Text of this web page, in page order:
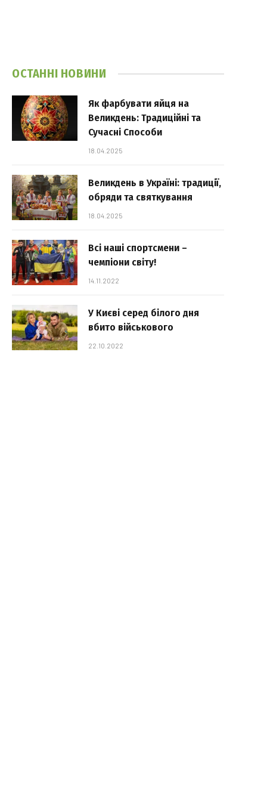
ОСТАННІ НОВИНИ
Як фарбувати яйця на
Великдень: Традиційні та
Сучасні Способи
18.04.2025
Великдень в Україні: традиції,
обряди та святкування
18.04.2025
Всі наші спортсмени –
чемпіони світу!
14.11.2022
У Києві серед білого дня
вбито військового
22.10.2022